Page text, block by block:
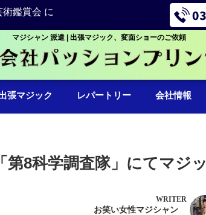
鑑賞会 に
マジシャン 派遣 | 出張マジック、変面ショーのご依頼
張マジック レパートリー 会社情報
8科学調査隊」にてマジッ
WRITER
お笑い女性マジシャン